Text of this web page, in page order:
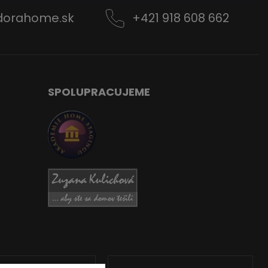
+421 918 608 662
SPOLUPRACUJEME